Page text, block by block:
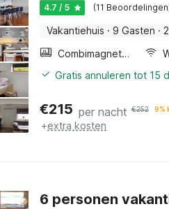
4.7 / 5 (11
Vakantiehuis · 9 Gasten ·
Combimagnetron
Gratis annuleren tot 15
€215 per nacht €252 9%
+extra kosten
6 personen